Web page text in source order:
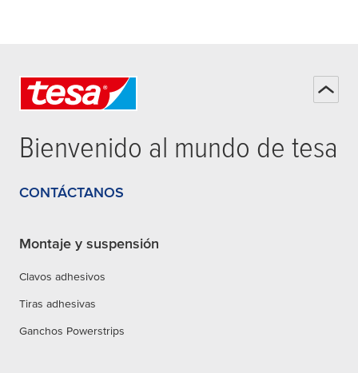
Bienvenido al mundo de tesa
CONTÁCTANOS
Montaje y suspensión
Clavos adhesivos
Tiras adhesivas
Ganchos Powerstrips